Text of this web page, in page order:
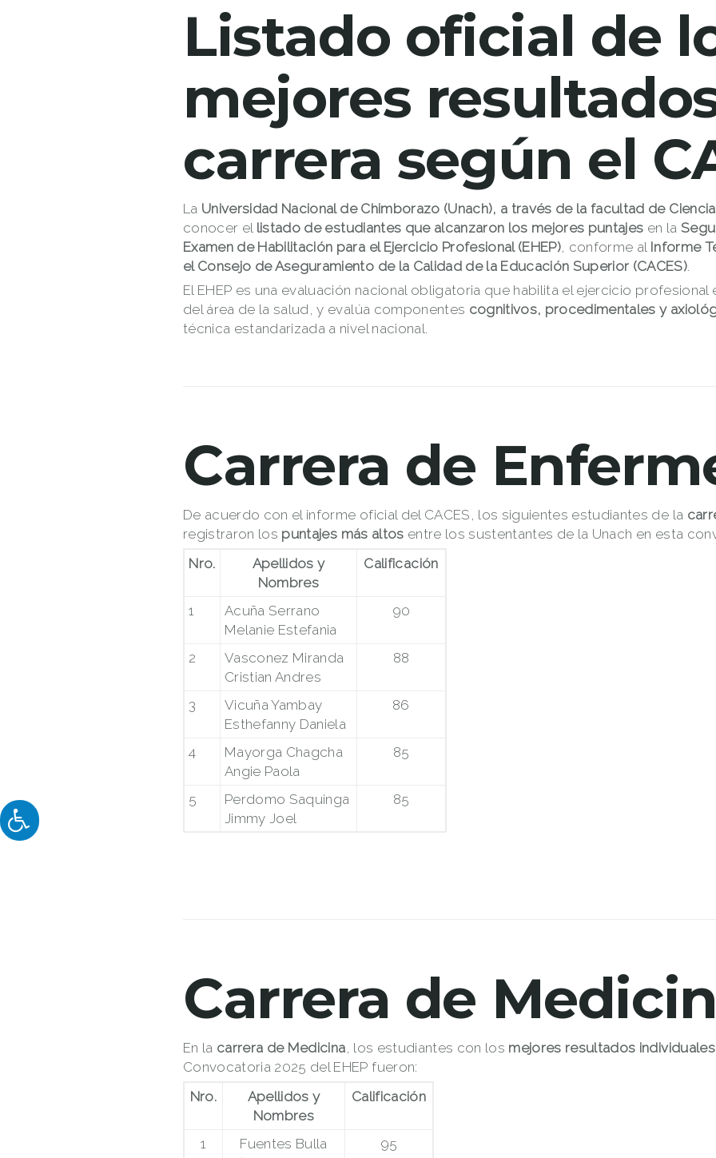
Listado oficial de
mejores
carrera según el
La Universidad Nacional de Chimborazo (Unach), a través de la facultad de
conocer el listado de estudiantes que alcanzaron los mejores puntajes en la
Examen de Habilitación para el Ejercicio Profesional (EHEP) , conforme al Informe
el Consejo de Aseguramiento de la Calidad de la Educación Superior (CACES)
El EHEP es una evaluación nacional obligatoria que habilita el ejercicio
del área de la salud, y evalúa componentes cognitivos, procedimentales y
técnica estandarizada a nivel nacional.
Carrera de
De acuerdo con el informe oficial del CACES, los siguientes estudiantes de la
registraron los puntajes más altos entre los sustentantes de la Unach en esta
Nro.
Apellidos y
Nombres
Calificación
1
Acuña Serrano
Melanie Estefania
90
2
Vasconez Miranda
Cristian Andres
88
3
Vicuña Yambay
Esthefanny Daniela
86
4
Mayorga Chagcha
Angie Paola
85
5
Perdomo Saquinga
Jimmy Joel
85
Carrera de
En la carrera de Medicina, los estudiantes con los mejores resultados individuales
Convocatoria 2025 del EHEP fueron:
Nro.
Apellidos y
Nombres
Calificación
1
Fuentes Bulla
95